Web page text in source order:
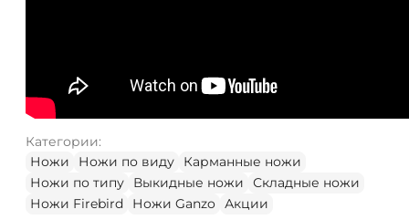
Категории:
Ножи
Ножи по виду
Карманные ножи
Ножи по типу
Выкидные ножи
Складные ножи
Ножи Firebird
Ножи Ganzo
Акции